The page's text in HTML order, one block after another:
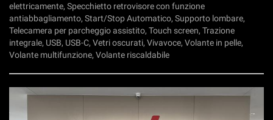
elettricamente, Specchietto retrovisore con funzione
antiabbagliamento, Start/Stop Automatico, Supporto lombare,
Telecamera per parcheggio assistito, Touch screen, Trazione
integrale, USB, USB-C, Vetri oscurati, Vivavoce, Volante in pelle,
Volante multifunzione, Volante riscaldabile